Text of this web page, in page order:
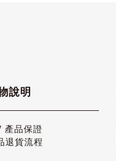
說明
產品保證
退貨流程